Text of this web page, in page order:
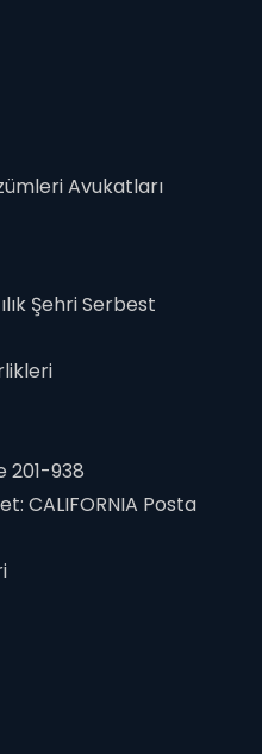
Avukatları
Şehri Serbest
201-938
CALIFORNIA Posta